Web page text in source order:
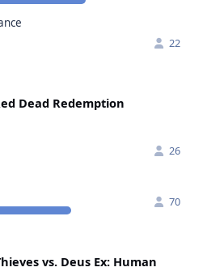
22
Dead Redemption
26
70
vs. Deus Ex: Human